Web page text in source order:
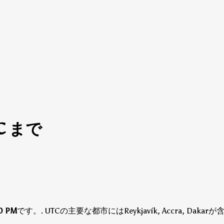
まで
PMです。 . UTCの主要な都市にはReykjavík, Accra, Dakarが